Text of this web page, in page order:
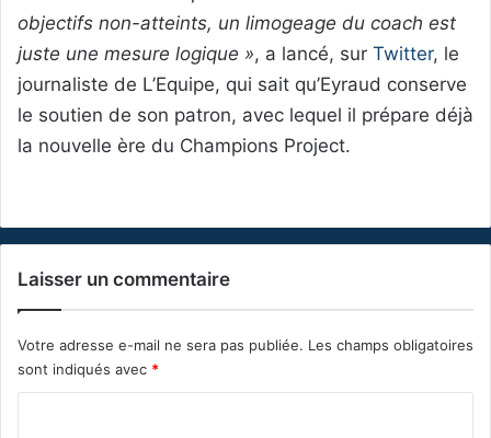
objectifs non-atteints, un limogeage du coach est
juste une mesure logique », a lancé, sur Twitter, le
journaliste de L’Equipe, qui sait qu’Eyraud conserve
le soutien de son patron, avec lequel il prépare déjà
la nouvelle ère du Champions Project.
Laisser un commentaire
Votre adresse e-mail ne sera pas publiée. Les champs obligatoires
sont indiqués avec *